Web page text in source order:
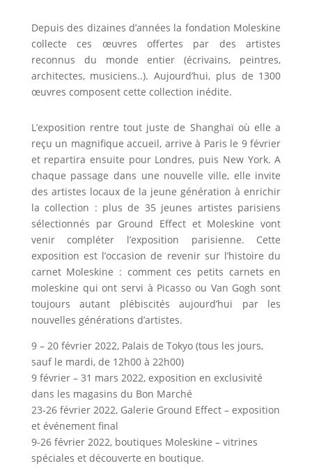
Depuis des dizaines d’années la fondation Moleskine
collecte ces œuvres offertes par des artistes
reconnus du monde entier (écrivains, peintres,
architectes, musiciens..). Aujourd’hui, plus de 1300
œuvres composent cette collection inédite.
L’exposition rentre tout juste de Shanghaï où elle a
reçu un magnifique accueil, arrive à Paris le 9 février
et repartira ensuite pour Londres, puis New York. A
chaque passage dans une nouvelle ville, elle invite
des artistes locaux de la jeune génération à enrichir
la collection : plus de 35 jeunes artistes parisiens
sélectionnés par Ground Effect et Moleskine vont
venir compléter l’exposition parisienne. Cette
exposition est l’occasion de revenir sur l’histoire du
carnet Moleskine : comment ces petits carnets en
moleskine qui ont servi à Picasso ou Van Gogh sont
toujours autant plébiscités aujourd’hui par les
nouvelles générations d’artistes.
9 – 20 février 2022, Palais de Tokyo (tous les jours,
sauf le mardi, de 12h00 à 22h00)
9 février – 31 mars 2022, exposition en exclusivité
dans les magasins du Bon Marché
23-26 février 2022, Galerie Ground Effect – exposition
et événement final
9-26 février 2022, boutiques Moleskine – vitrines
spéciales et découverte en boutique.